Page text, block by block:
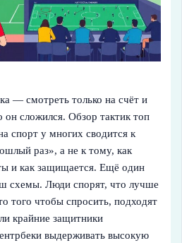
— смотреть только на счёт и
он сложился. Обзор тактик топ
спорт у многих сводится к
раз», а не к тому, как
и как защищается. Ещё один
схемы. Люди спорят, что лучше
того чтобы спросить, подходят
крайние защитники
выдерживать высокую